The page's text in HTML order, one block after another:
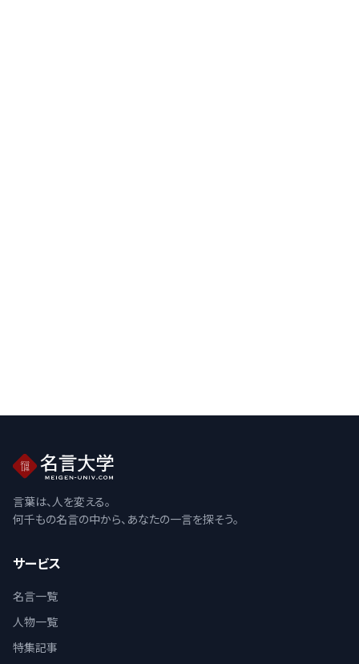
言葉は、人を変える。
何千もの名言の中から、あなたの一言を探そう。
サービス
名言一覧
人物一覧
特集記事